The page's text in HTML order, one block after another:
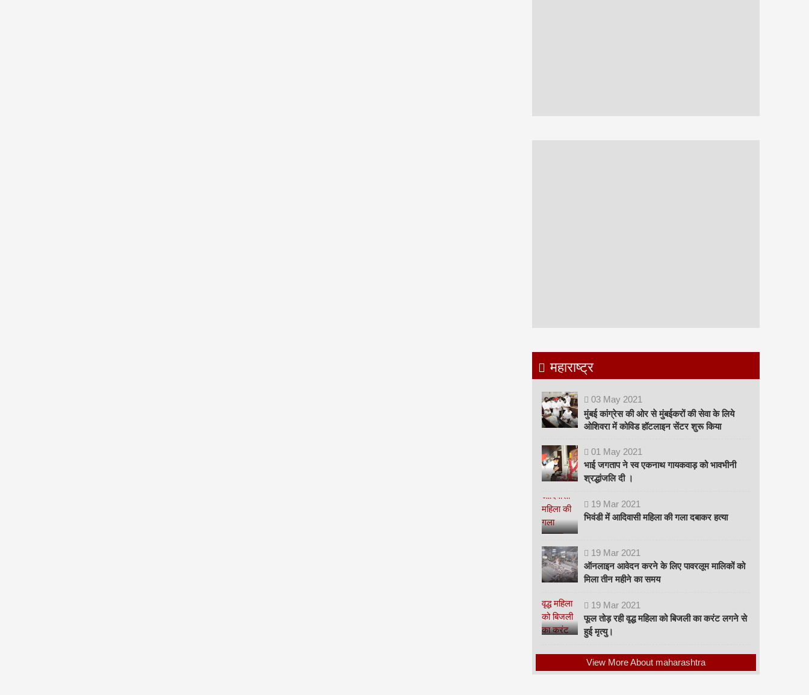
महाराष्ट्र
03 May 2021
मुंबई कांग्रेस की ओर से मुंबईकरों की सेवा के लिये
ओशिवरा में कोविड हॉटलाइन सेंटर शुरू किया
01 May 2021
भाई जगताप ने स्व एकनाथ गायकवाड़ को भावभीनी
श्रद्धांजलि दी ।
19 Mar 2021
भिवंडी में आदिवासी महिला की गला दबाकर हत्या
19 Mar 2021
ऑनलाइन आवेदन करने के लिए पावरलूम मालिकों को
मिला तीन महीने का समय
19 Mar 2021
फूल तोड़ रही वृद्ध महिला को बिजली का करंट लगने से
हुई मृत्यु।
View More About maharashtra